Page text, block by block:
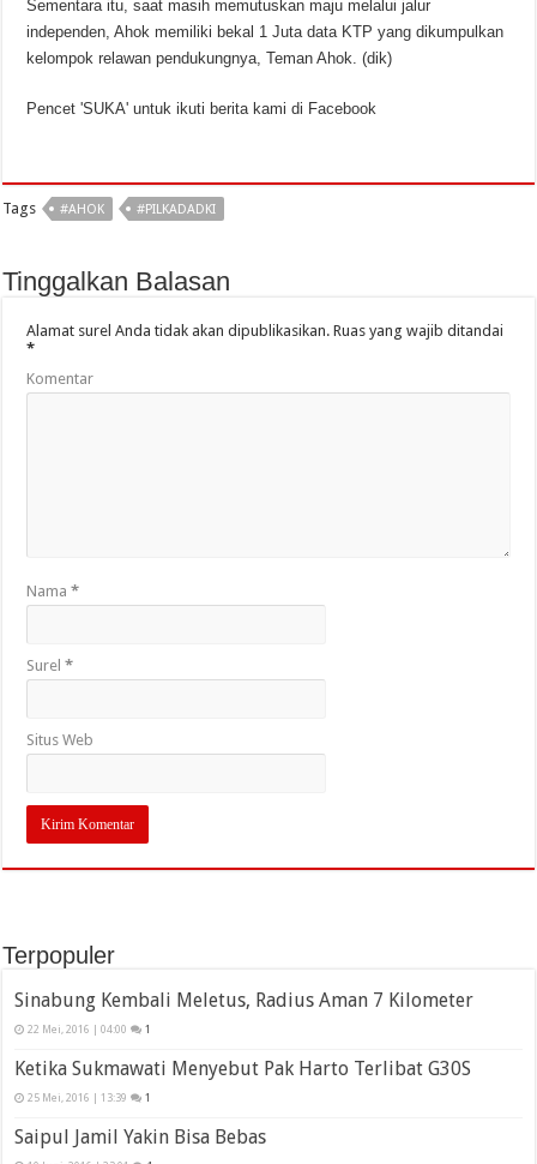
Sementara itu, saat masih memutuskan maju melalui jalur
independen, Ahok memiliki bekal 1 Juta data KTP yang dikumpulkan
kelompok relawan pendukungnya, Teman Ahok. (dik)
Pencet 'SUKA' untuk ikuti berita kami di Facebook
Tags #AHOK #PILKADADKI
Tinggalkan Balasan
Alamat surel Anda tidak akan dipublikasikan. Ruas yang wajib ditandai
*
Komentar
Nama*
Surel*
Situs Web
Terpopuler
Sinabung Kembali Meletus, Radius Aman 7 Kilometer
22 Mei, 2016 | 04:00 1
Ketika Sukmawati Menyebut Pak Harto Terlibat G30S
25 Mei, 2016 | 13:39 1
Saipul Jamil Yakin Bisa Bebas